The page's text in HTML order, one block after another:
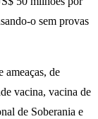
o sem provas
ameaças, de
vacina, vacina de
de Soberania e